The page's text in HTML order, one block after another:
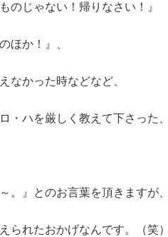
のじゃない！帰りなさい！』
ほか！』、
なかった時などなど、
・ハを厳しく教えて下さった、
。』とのお言葉を頂きますが、
られたおかげなんです。（笑）